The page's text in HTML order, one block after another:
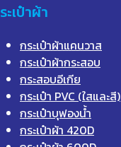
ะเป๋าผ้า
กระเป๋าผ้าแคนวาส
กระเป๋าผ้ากระสอบ
กระสอบอีเกีย
กระเป๋า PVC (ใสและสี)
กระเป๋าบุฟองน้ำ
กระเป๋าผ้า 420D